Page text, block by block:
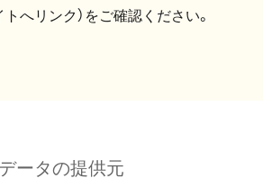
トへリンク）をご確認ください。
データの提供元